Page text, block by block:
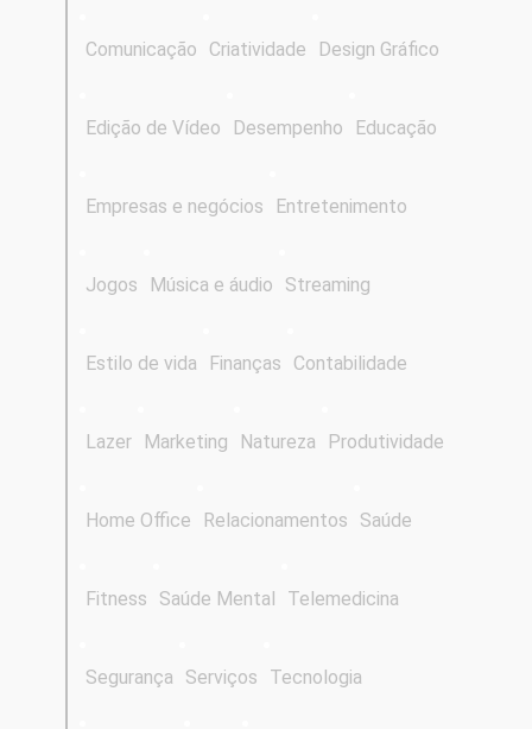
Comunicação Criatividade Design Gráfico
Edição de Vídeo Desempenho Educação
Empresas e negócios Entretenimento
Jogos Música e áudio Streaming
Estilo de vida Finanças Contabilidade
Lazer Marketing Natureza Produtividade
Home Office Relacionamentos Saúde
Fitness Saúde Mental Telemedicina
Segurança Serviços Tecnologia